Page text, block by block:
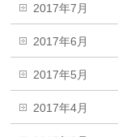
2017年7月
2017年6月
2017年5月
2017年4月